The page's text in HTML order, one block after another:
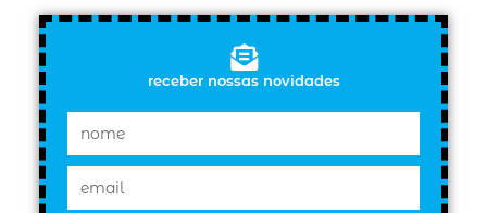
receber nossas novidades